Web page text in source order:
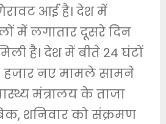
आई है। देश में
में लगातार दूसरे दिन
है। देश में बीते 24 घंटों
हजार नए मामले सामने
मंत्रालय के ताजा
शनिवार को संक्रमण